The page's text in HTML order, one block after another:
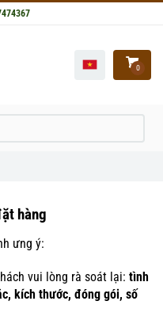
hàng
ưng ý:
vui lòng rà soát lại: tình
kích thước, đóng gói, số
0